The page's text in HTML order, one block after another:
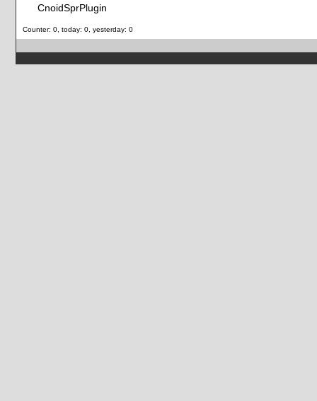
CnoidSprPlugin
Counter: 0, today: 0, yesterday: 0